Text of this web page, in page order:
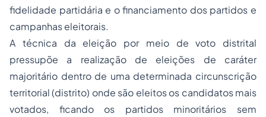
fidelidade partidária e o financiamento dos partidos e
campanhas eleitorais.
A técnica da eleição por meio de voto distrital
pressupõe a realização de eleições de caráter
majoritário dentro de uma determinada circunscrição
territorial (distrito) onde são eleitos os candidatos mais
votados, ficando os partidos minoritários sem